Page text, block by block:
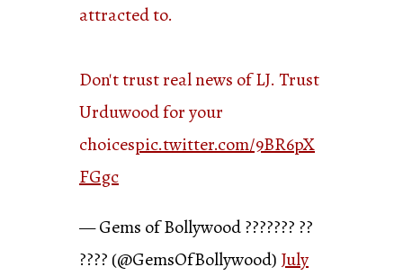
attracted to.
Don't trust real news of LJ. Trust
Urduwood for your
choicespic.twitter.com/9BR6pX
FGgc
— Gems of Bollywood ??????? ??
???? (@GemsOfBollywood) July